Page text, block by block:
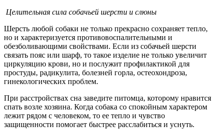
Целительная сила собачьей шерсти и слюны
Шерсть любой собаки не только прекрасно сохраняет тепло,
но и характеризуется противовоспалительными и
обезболивающими свойствами. Если из собачьей шерсти
связать пояс или шарф, то такое изделие не только увеличит
циркуляцию крови, но и послужит профилактикой для
простуды, радикулита, болезней горла, остеохондроза,
гинекологических проблем.
При расстройствах сна заведите питомца, которому нравится
спать возле хозяина. Когда собака со спокойным характером
лежит рядом с человеком, то ее тепло и чувство
защищенности помогает быстрее расслабиться и уснуть.